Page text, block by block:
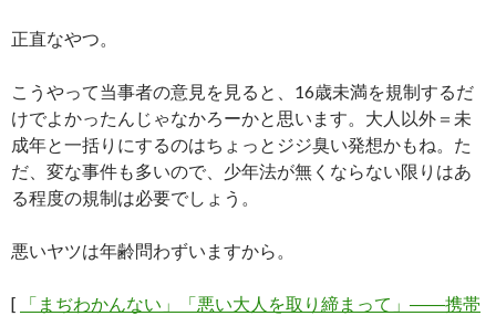
正直なやつ。
こうやって当事者の意見を見ると、16歳未満を規制するだ
けでよかったんじゃなかろーかと思います。大人以外＝未
成年と一括りにするのはちょっとジジ臭い発想かもね。た
だ、変な事件も多いので、少年法が無くならない限りはあ
る程度の規制は必要でしょう。
悪いヤツは年齢問わずいますから。
[
「まぢわかんない」「悪い大人を取り締まって」――携帯